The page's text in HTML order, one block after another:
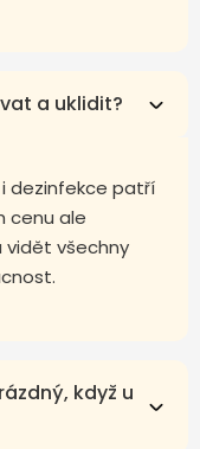
a uklidit?
i dezinfekce patří
cenu ale
vidět všechny
když u